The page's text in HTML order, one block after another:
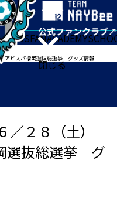
閉じる
FANACADEMY
アビスパ福岡選抜総選挙 グッズ情報
２８（土）
選抜総選挙 グ